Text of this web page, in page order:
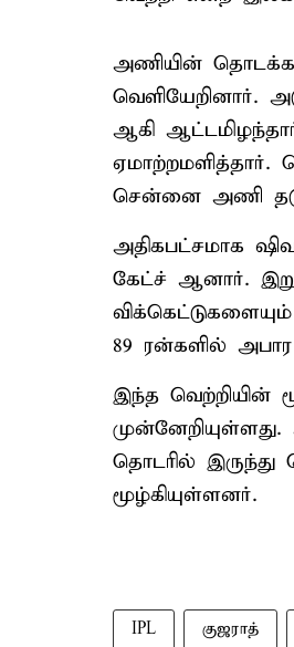
அணியின் தொடக்க
வெளியேறினார்.
ஆகி
ஏமாற்றமளித்தார்.
சென்னை அணி
அதிகபட்சமாக
கேட்ச் ஆனார்.
89 ரன்களில்
இந்த வெற்றியின்
தொடரில் இருந்து
மூழ்கியுள்ளனர்.
IPL குஜராத்